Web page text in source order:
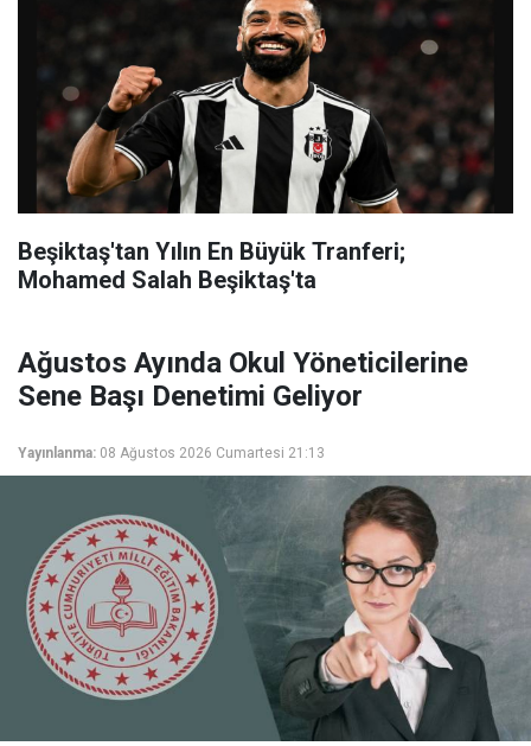
Beşiktaş'tan Yılın En Büyük Tranferi;
Mohamed Salah Beşiktaş'ta
Ağustos Ayında Okul Yöneticilerine
Sene Başı Denetimi Geliyor
Yayınlanma: 08 Ağustos 2026 Cumartesi 21:13